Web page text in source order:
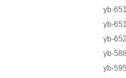
yb-
yb-
yb-
yb-
yb-